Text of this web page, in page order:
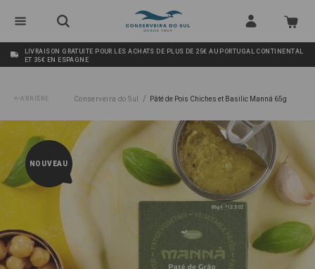
LIVRAISON GRATUITE POUR LES ACHATS DE PLUS DE 25€ AU PORTUGAL CONTINENTAL
ET 35€ EN ESPAGNE
ARRIÈRE Conserveira do Sul / Pâté de Pois Chiches et Basilic Manná 65g
NOUVEAU